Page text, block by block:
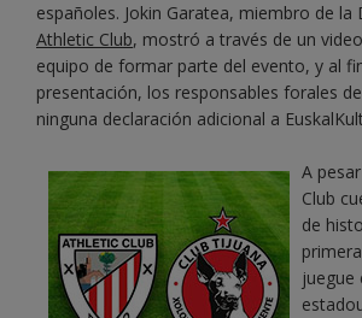
españoles. Jokin Garatea, miembro de la
Athletic Club, mostró a través de un
equipo de formar parte del evento, y al
presentación, los responsables forales
ninguna declaración adicional a
A
Club
de
juegue